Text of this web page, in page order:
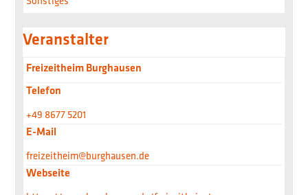
Veranstalter
Freizeitheim Burghausen
Telefon
+49 8677 5201
E-Mail
freizeitheim@burghausen.de
Webseite